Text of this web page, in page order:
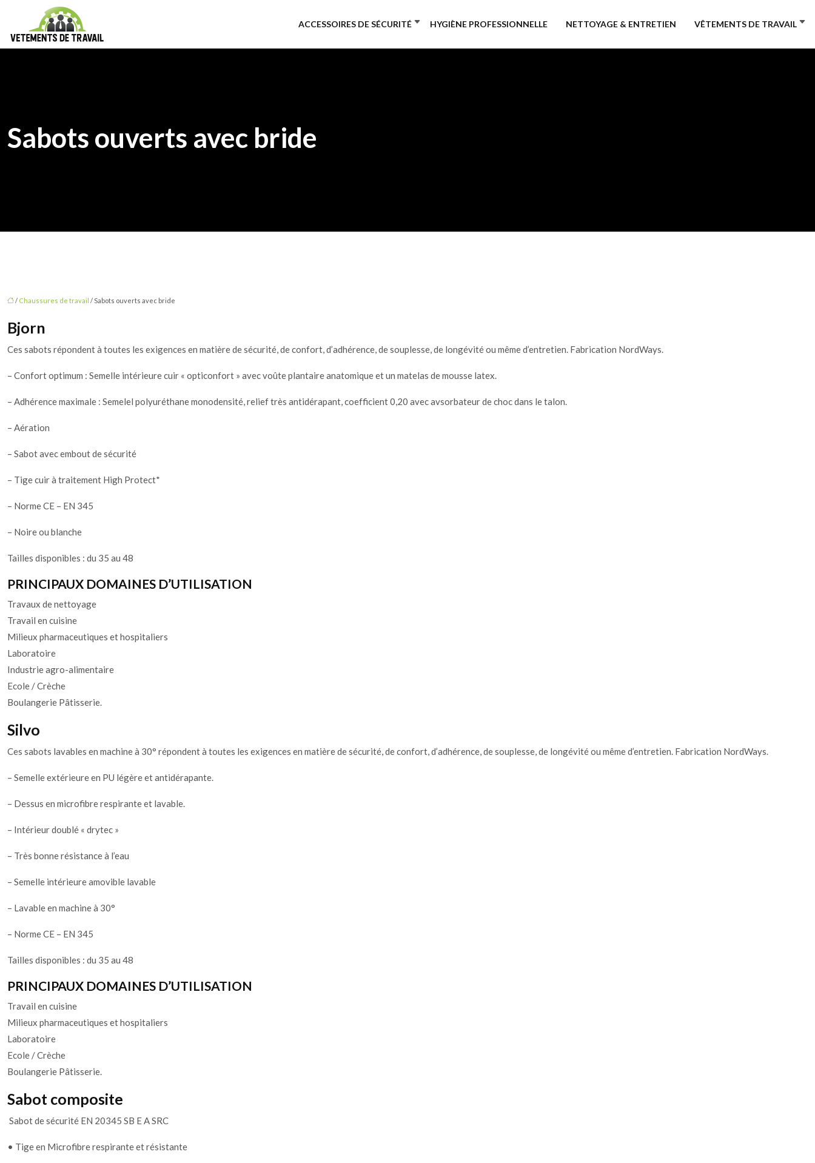
ACCESSOIRES DE SÉCURITÉ HYGIÈNE PROFESSIONNELLE NETTOYAGE & ENTRETIEN VÊTEMENTS DE TRAVAIL
Sabots ouverts avec bride
/ Chaussures de travail / Sabots ouverts avec bride
Bjorn
Ces sabots répondent à toutes les exigences en matière de sécurité, de confort, d’adhérence, de souplesse, de longévité ou même d’entretien. Fabrication NordWays.
– Confort optimum : Semelle intérieure cuir « opticonfort » avec voûte plantaire anatomique et un matelas de mousse latex.
– Adhérence maximale : Semelel polyuréthane monodensité, relief très antidérapant, coefficient 0,20 avec avsorbateur de choc dans le talon.
– Aération
– Sabot avec embout de sécurité
– Tige cuir à traitement High Protect*
– Norme CE – EN 345
– Noire ou blanche
Tailles disponibles : du 35 au 48
PRINCIPAUX DOMAINES D’UTILISATION
Travaux de nettoyage
Travail en cuisine
Milieux pharmaceutiques et hospitaliers
Laboratoire
Industrie agro-alimentaire
Ecole / Crèche
Boulangerie Pâtisserie.
Silvo
Ces sabots lavables en machine à 30° répondent à toutes les exigences en matière de sécurité, de confort, d’adhérence, de souplesse, de longévité ou même d’entretien. Fabrication NordWays.
– Semelle extérieure en PU légère et antidérapante.
– Dessus en microfibre respirante et lavable.
– Intérieur doublé « drytec »
– Très bonne résistance à l’eau
– Semelle intérieure amovible lavable
– Lavable en machine à 30°
– Norme CE – EN 345
Tailles disponibles : du 35 au 48
PRINCIPAUX DOMAINES D’UTILISATION
Travail en cuisine
Milieux pharmaceutiques et hospitaliers
Laboratoire
Ecole / Crèche
Boulangerie Pâtisserie.
Sabot composite
Sabot de sécurité EN 20345 SB E A SRC
• Tige en Microfibre respirante et résistante